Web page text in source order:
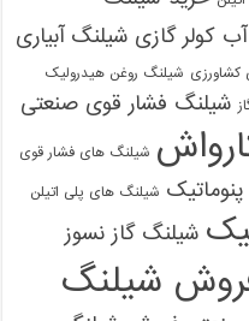
کولر گازی شیلنگ آبیاری
کشاورزی شیلنگ روغن هیدرولیک
شیلنگ فشار قوی صنعتی
شیلنگ های فشار قوی
شیلنگ های پلی اتیلن
شیلنگ گاز نسوز
شیلنگ